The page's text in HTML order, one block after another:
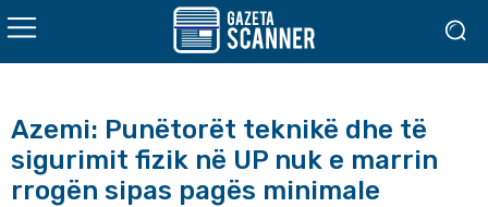
Azemi: Punëtorët teknikë dhe të
sigurimit fizik në UP nuk e marrin
rrogën sipas pagës minimale